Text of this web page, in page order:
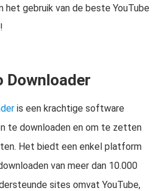
het gebruik van de beste YouTube
Downloader
is een krachtige software
te downloaden en om te zetten
Het biedt een enkel platform
van meer dan 10.000
sites omvat YouTube,